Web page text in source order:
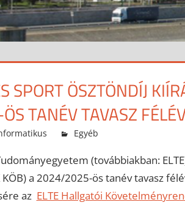
SPORT ÖSZTÖNDÍJ
TANÉV TAVASZ
Egyéb
(továbbiakban:
KÖB) a 2024/2025-ös tanév tavasz
az ELTE Hallgatói